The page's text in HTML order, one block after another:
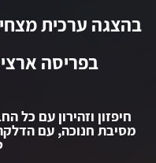
בהצגה ערכית
בפריסה ארצית ל40
חיפזון וזהירון עם כל
מסיבת חנוכה, עם